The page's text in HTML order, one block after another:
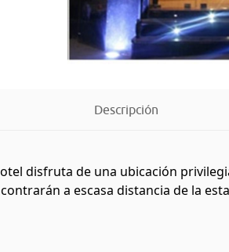
Descripción
disfruta de una ubicación
a escasa distancia de la